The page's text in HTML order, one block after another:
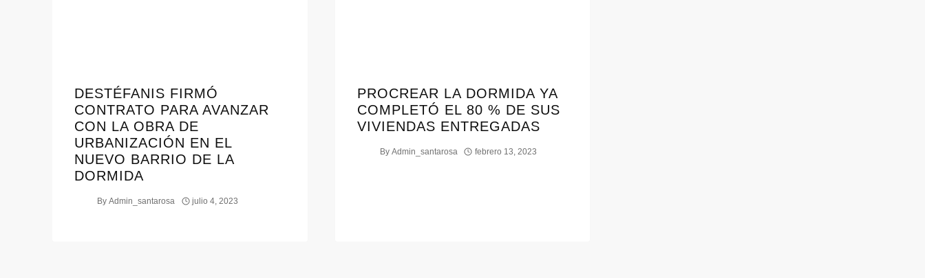
DESTÉFANIS FIRMÓ
CONTRATO PARA AVANZAR
CON LA OBRA DE
URBANIZACIÓN EN EL
NUEVO BARRIO DE LA
DORMIDA
By Admin_santarosa julio 4, 2023
PROCREAR LA DORMIDA YA
COMPLETÓ EL 80 % DE SUS
VIVIENDAS ENTREGADAS
By Admin_santarosa febrero 13, 2023